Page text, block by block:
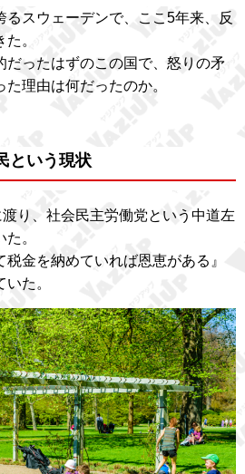
るスウェーデンで、ここ5年来、反
。
だったはずのこの国で、怒りの矛
理由は何だったのか。
という現状
り、社会民主労働党という中道左
。
金を納めていれば恩恵がある』
た。